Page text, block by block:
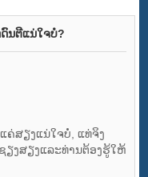
ນຕີແນ່ໃຈບໍ?
ຄ່ສຽງແນ່ໃຈບໍ່, ແທ່ຈິງ
ຽງສຽງແລະທ່ານຕ້ອງຮູ້ໃຫ້